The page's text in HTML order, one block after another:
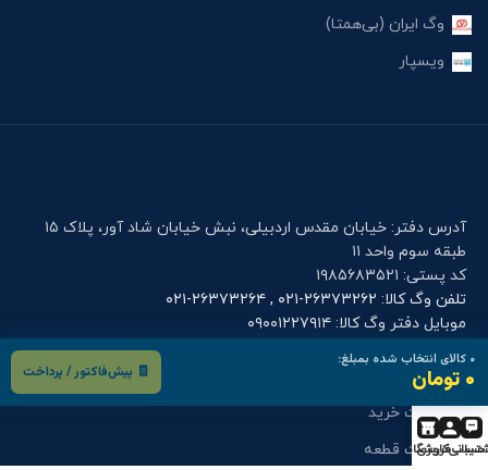
۰ کالای انتخاب شده بمبلغ:
۰ تومان 🧾 پیش‌فاکتور / پرداخت
وگ ایران (بی‌همتا)
ویسپار
آدرس دفتر: خیابان مقدس اردبیلی، نبش خیابان شاد آور، پلاک ۱۵
طبقه سوم واحد ۱۱
کد پستی: ۱۹۸۵۶۸۳۵۲۱
تلفن وگ کالا: ۲۶۳۷۳۲۶۲-۰۲۱ , ۲۶۳۷۳۲۶۴-۰۲۱
موبایل دفتر وگ کالا: ۰۹۰۰۱۲۲۷۹۱۴
فرم های کاربری
درخواست خرید
درخواست قطعه
حساب کاربری
فروشگاه